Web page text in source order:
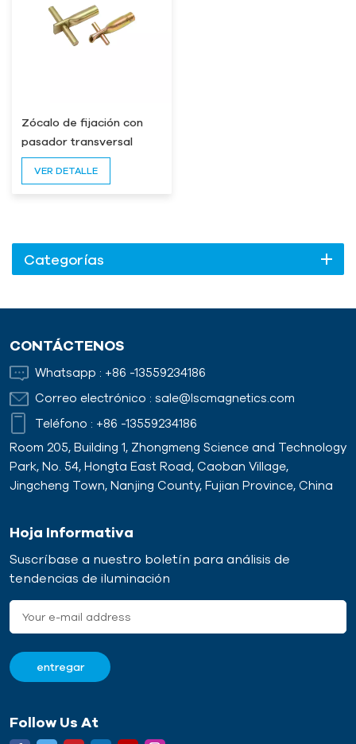
Zócalo de fijación con
pasador transversal
VER DETALLE
Categorías
CONTÁCTENOS
Whatsapp : +86 -13559234186
Correo electrónico : sale@lscmagnetics.com
Teléfono : +86 -13559234186
Room 205, Building 1, Zhongmeng Science and Technology
Park, No. 54, Hongta East Road, Caoban Village,
Jingcheng Town, Nanjing County, Fujian Province, China
Hoja Informativa
Suscríbase a nuestro boletín para análisis de
tendencias de iluminación
Follow Us At